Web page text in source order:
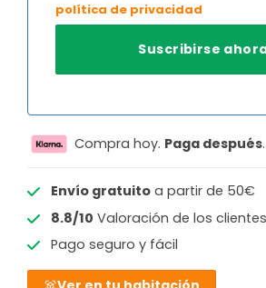
política de privacidad
Compra hoy. Paga después.
Envío gratuitoa partir de 50€
8.8/10 Valoración de los clientes
Pago seguro y fácil